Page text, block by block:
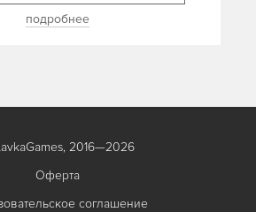
подробнее
2016—2026
Оферта
соглашение